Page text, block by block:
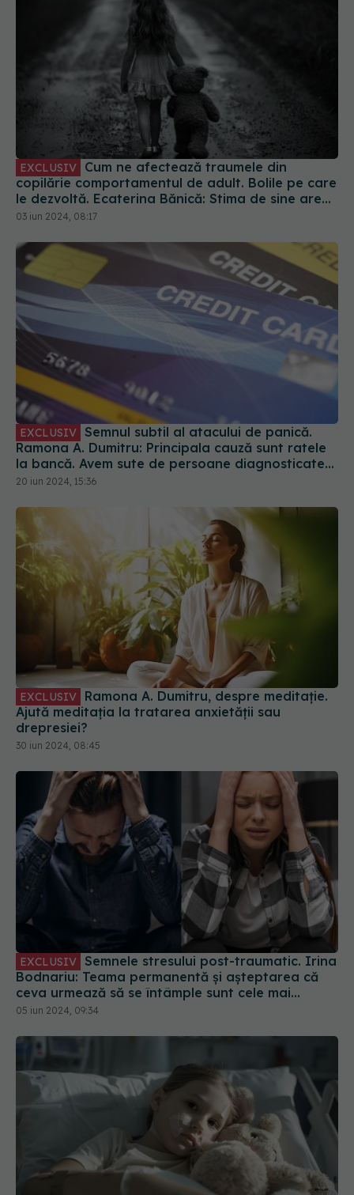
EXCLUSIV
copilărie comportamentul de adult. Bolile pe care
le dezvoltă. Ecaterina Bănică: Stima de sine are
de suferit, ceea ce duce la inutilitate, rușine,
03 iun 2024, 08:17
EXCLUSIV
Ramona A. Dumitru: Principala cauză sunt ratele
la bancă. Avem sute de persoane diagnosticate
lunar
20 iun 2024, 15:36
EXCLUSIV
Ajută meditația la tratarea anxietății sau
drepresiei?
30 iun 2024, 08:45
EXCLUSIV
Bodnariu: Teama permanentă și așteptarea că
ceva urmează să se întâmple sunt cele mai
evidente semne
05 iun 2024, 09:34